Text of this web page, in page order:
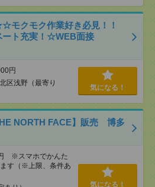
クモク作業好き必見！！
ート充実！☆WEB面接
円
区浅野（最寄り
気になる！
NORTH FACE】販売 博多
※スマホでかんた
す（※上限、条件あ
気になる！